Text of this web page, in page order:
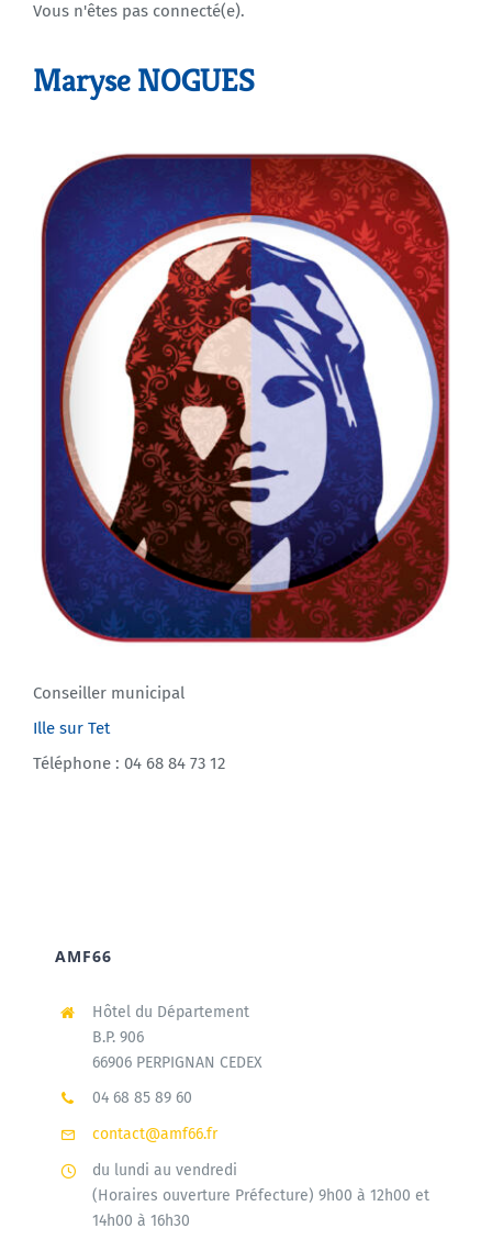
Agenda
Vous n'êtes pas connecté(e).
Maryse NOGUES
Conseiller municipal
Ille sur Tet
Téléphone : 04 68 84 73 12
AMF66
Hôtel du Département
B.P. 906
66906 PERPIGNAN CEDEX
04 68 85 89 60
contact@amf66.fr
du lundi au vendredi
(Horaires ouverture Préfecture) 9h00 à 12h00 et
14h00 à 16h30